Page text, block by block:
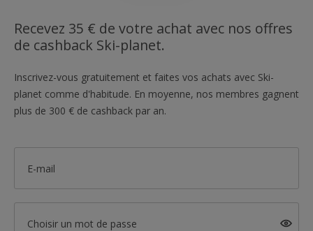
Recevez 35 € de votre achat avec nos offres
de cashback Ski-planet.
Inscrivez-vous gratuitement et faites vos achats avec Ski-
planet comme d'habitude. En moyenne, nos membres gagnent
plus de 300 € de cashback par an.
E-mail
Choisir un mot de passe